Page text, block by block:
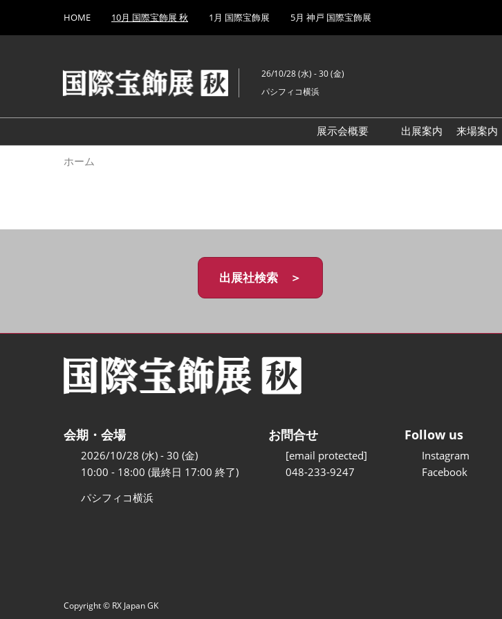
キ
し
て
to
HOME 10月 国際宝飾展 秋 1月 国際宝飾展 5月 神戸 国際宝飾展
26/10/28 (水) - 30 (金)
パシフィコ横浜
展示会概要
出展案内
来場案内
ホーム
出展社検索 ＞
会期・会場
2026/10/28 (水) - 30 (金)
10:00 - 18:00 (最終日 17:00 終了)
パシフィコ横浜
お問合せ
[email protected]
048-233-9247
Follow us
Instagram
Facebook
Copyright © RX Japan GK